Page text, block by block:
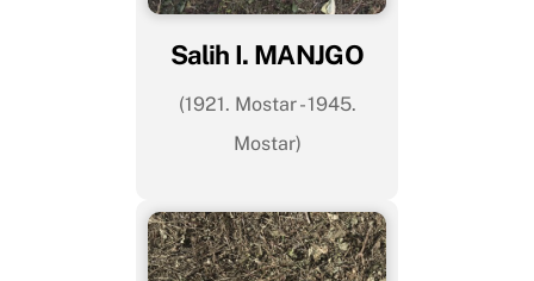
Salih I. MANJGO
(1921. Mostar - 1945.
Mostar)